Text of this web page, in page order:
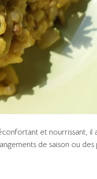
et nourrissant, il
de saison ou